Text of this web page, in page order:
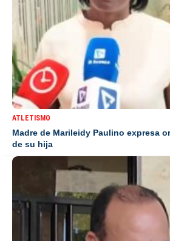
ATLETISMO
Madre de Marileidy Paulino expresa
de su hija